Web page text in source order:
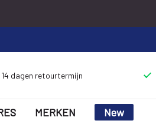
14 dagen retourtermijn
MERKEN New